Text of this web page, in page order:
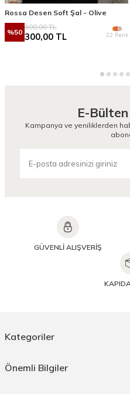
Rossa Desen Soft Şal - Olive
%50
600,00TL
300,00 TL 22 Renk
E-
Kampanya ve yeniliklerden
GÜVENLİ ALIŞVERİŞ
Kategoriler
Önemli Bilgiler